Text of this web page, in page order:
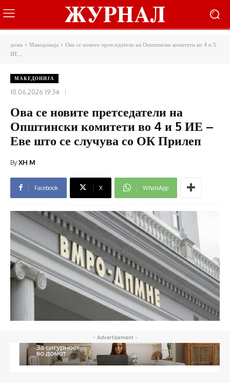
дома Македонија
Ова се новите претседатели на Општински комитети во 4 и 5
ИЕ...
МАКЕДОНИЈА
10.06.2026 19:34
Ова се новите претседатели на
Општински комитети во 4 и 5 ИЕ –
Еве што се случува со ОК Прилеп
ByXH M
Facebook X WhatsApp
- Advertisement -